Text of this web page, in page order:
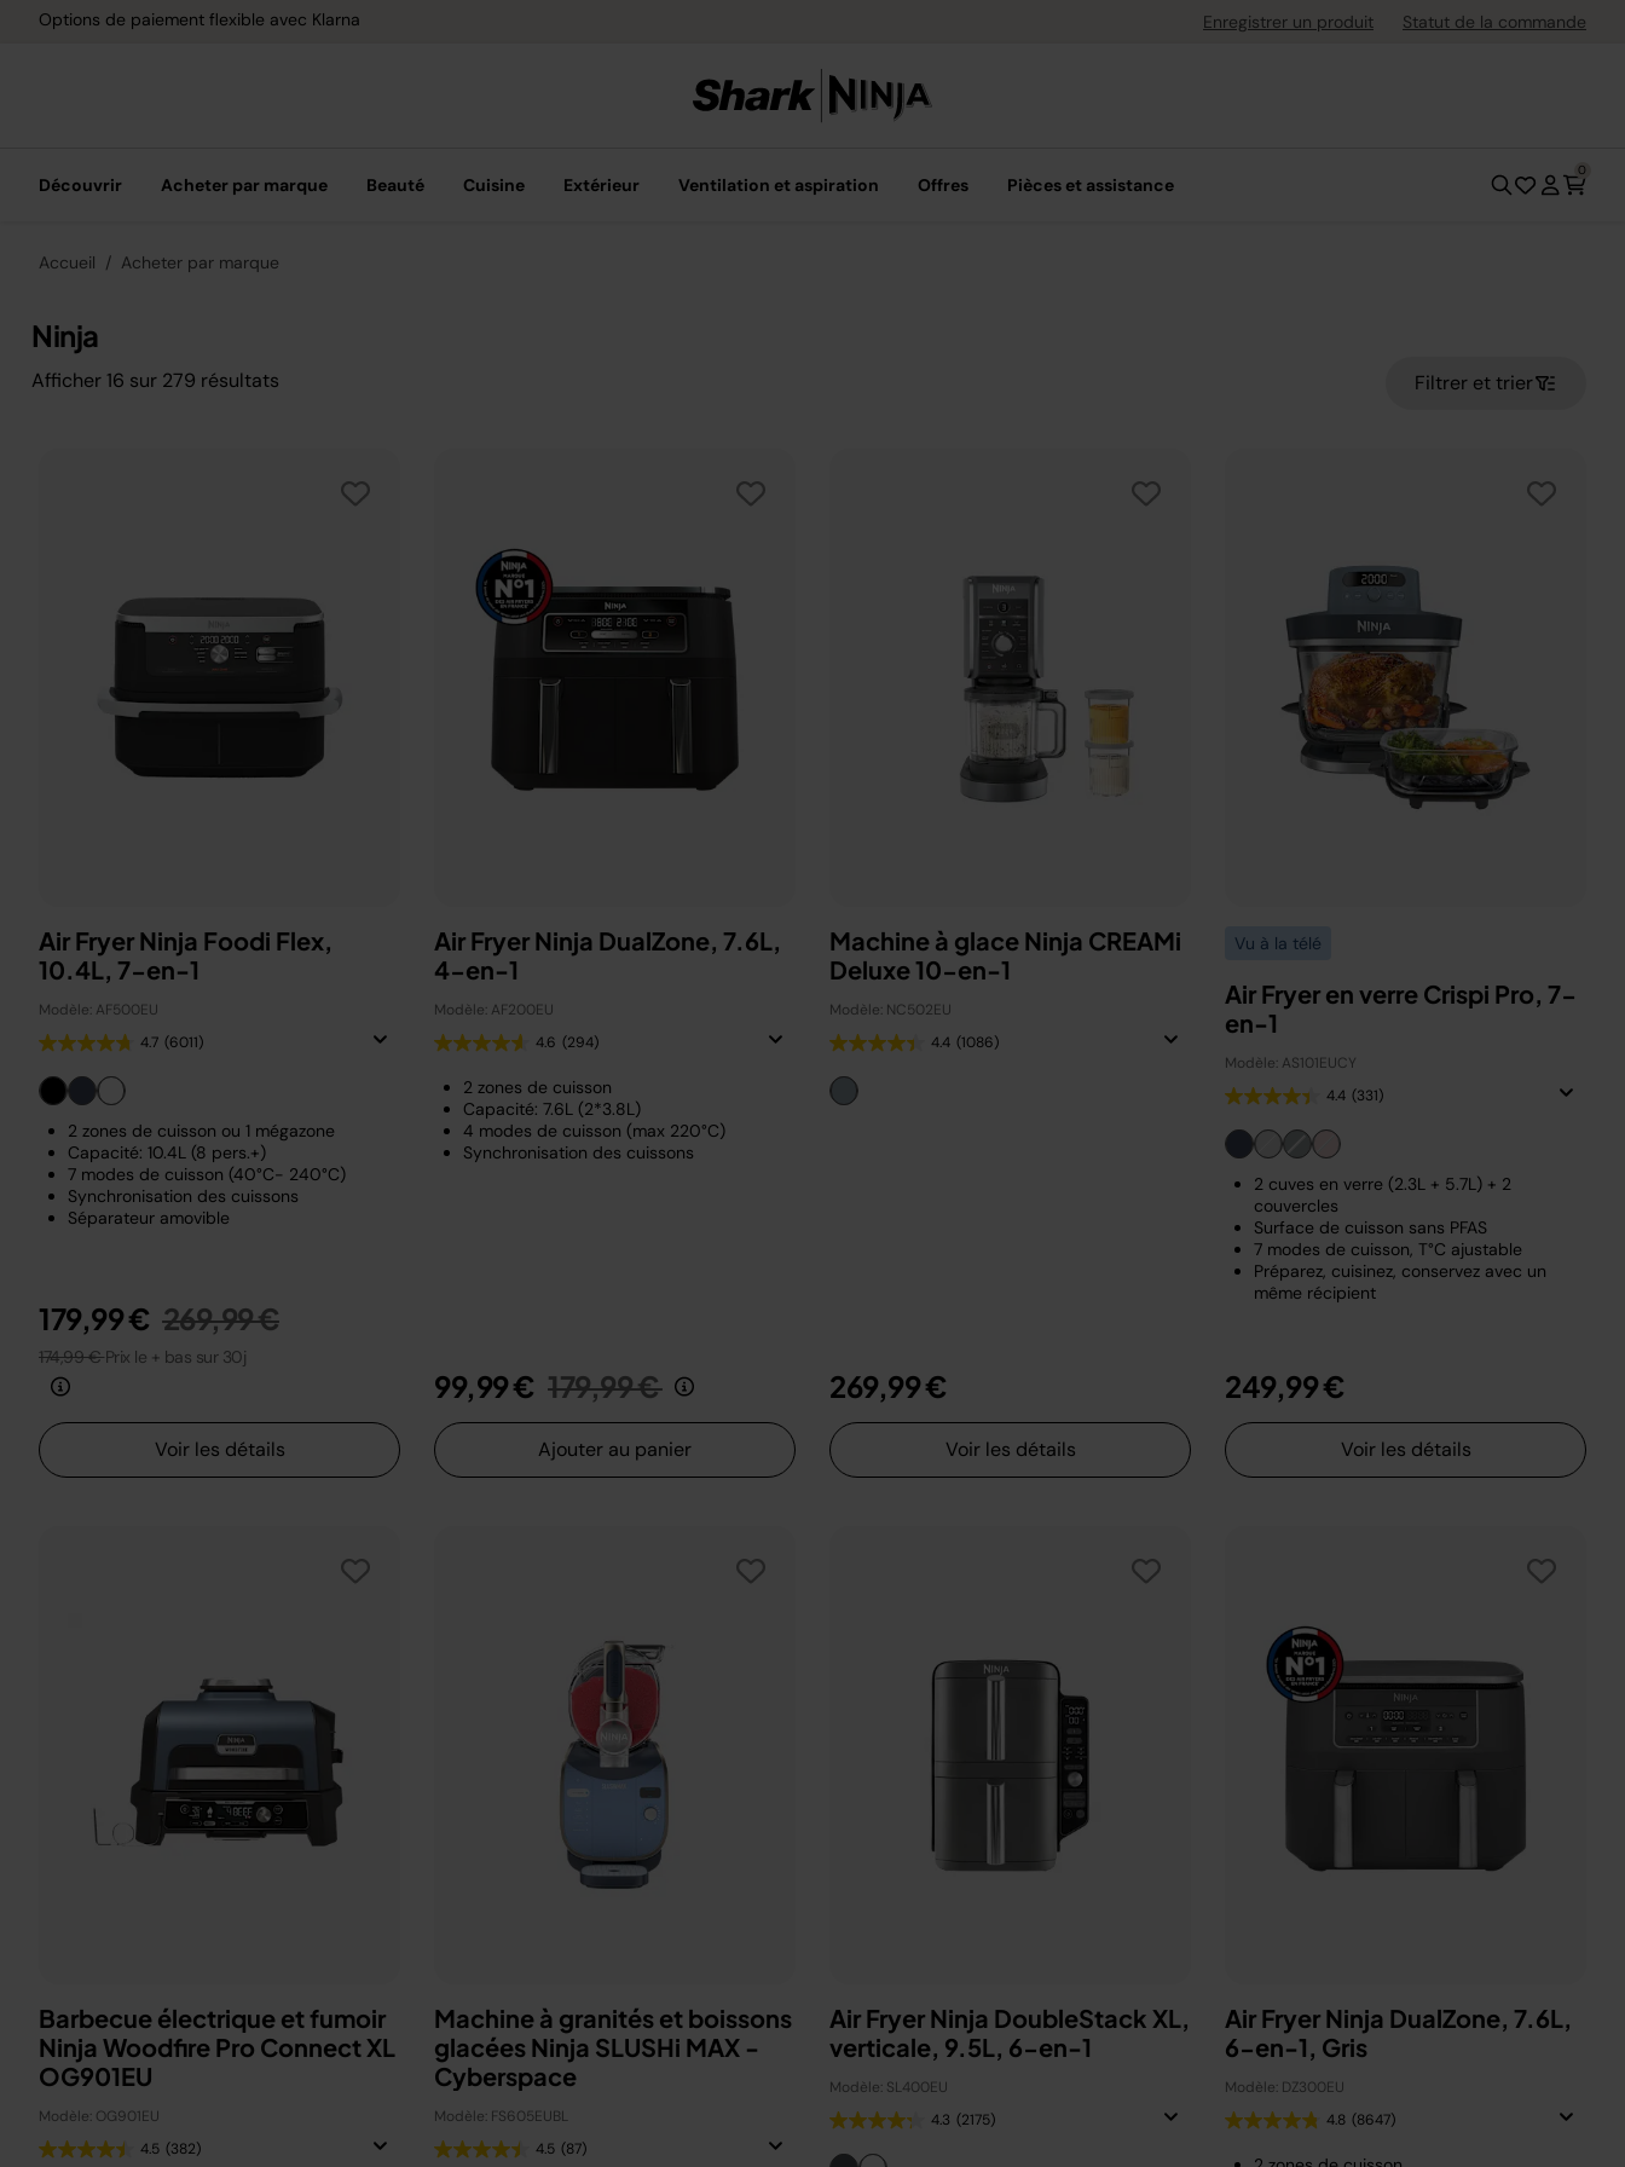
Options de paiement flexible avec Klarna Livraison gratuite dès 40 € d'achatEnregistrer un produit Statut de la commande
Découvrir Acheter par marque Beauté Cuisine Extérieur Ventilation et aspiration Offres Pièces et assistance
0
Accueil Acheter par marque
Ninja
Afficher 16 sur 279 résultats Filtrer et trier
Air Fryer Ninja Foodi Flex,
10.4L, 7-en-1
Modèle: AF500EU
4.7 (6011)
2 zones de cuisson ou 1 mégazone
Capacité: 10.4L (8 pers.+)
7 modes de cuisson (40°C- 240°C)
Synchronisation des cuissons
Séparateur amovible
179,99 € Prix réduit de
269,99 €au
174,99 €Prix le + bas sur 30j
Voir les détails
Air Fryer Ninja DualZone, 7.6L,
4-en-1
Modèle: AF200EU
4.6 (294)
2 zones de cuisson
Capacité: 7.6L (2*3.8L)
4 modes de cuisson (max 220°C)
Synchronisation des cuissons
99,99 € Prix réduit de
179,99 €au
Ajouter au panier
Machine à glace Ninja CREAMi
Deluxe 10-en-1
Modèle: NC502EU
4.4 (1086)
269,99 €
Voir les détails
Vu à la télé
Air Fryer en verre Crispi Pro, 7-
en-1
Modèle: AS101EUCY
4.4 (331)
2 cuves en verre (2.3L + 5.7L) + 2
couvercles
Surface de cuisson sans PFAS
7 modes de cuisson, T°C ajustable
Préparez, cuisinez, conservez avec un
même récipient
249,99 €
Voir les détails
Barbecue électrique et fumoir
Ninja Woodfire Pro Connect XL
OG901EU
Modèle: OG901EU
4.5 (382)
Machine à granités et boissons
glacées Ninja SLUSHi MAX -
Cyberspace
Modèle: FS605EUBL
4.5 (87)
Air Fryer Ninja DoubleStack XL,
verticale, 9.5L, 6-en-1
Modèle: SL400EU
4.3 (2175)
Air Fryer Ninja DualZone, 7.6L,
6-en-1, Gris
Modèle: DZ300EU
4.8 (8647)